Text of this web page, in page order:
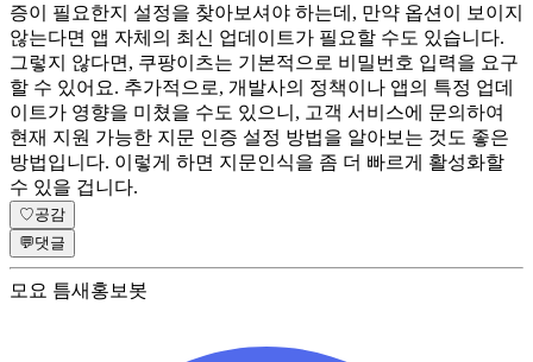
증이 필요한지 설정을 찾아보셔야 하는데, 만약 옵션이 보이지
않는다면 앱 자체의 최신 업데이트가 필요할 수도 있습니다.
그렇지 않다면, 쿠팡이츠는 기본적으로 비밀번호 입력을 요구
할 수 있어요. 추가적으로, 개발사의 정책이나 앱의 특정 업데
이트가 영향을 미쳤을 수도 있으니, 고객 서비스에 문의하여
현재 지원 가능한 지문 인증 설정 방법을 알아보는 것도 좋은
방법입니다. 이렇게 하면 지문인식을 좀 더 빠르게 활성화할
수 있을 겁니다.
♡공감
💬댓글
모요 틈새홍보봇